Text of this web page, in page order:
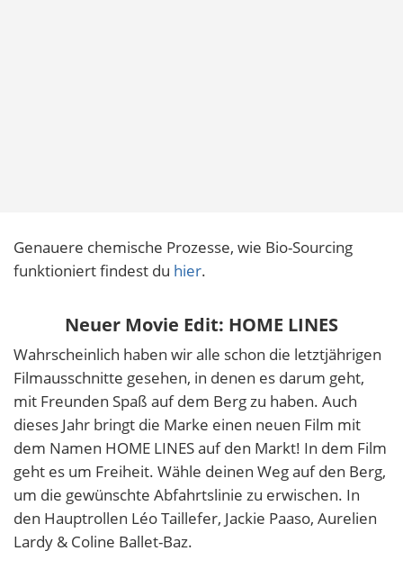
Genauere chemische Prozesse, wie Bio-Sourcing
funktioniert findest du hier.
Neuer Movie Edit: HOME LINES
Wahrscheinlich haben wir alle schon die letztjährigen
Filmausschnitte gesehen, in denen es darum geht,
mit Freunden Spaß auf dem Berg zu haben. Auch
dieses Jahr bringt die Marke einen neuen Film mit
dem Namen HOME LINES auf den Markt! In dem Film
geht es um Freiheit. Wähle deinen Weg auf den Berg,
um die gewünschte Abfahrtslinie zu erwischen. In
den Hauptrollen Léo Taillefer, Jackie Paaso, Aurelien
Lardy & Coline Ballet-Baz.